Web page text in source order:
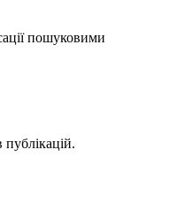
пошуковими